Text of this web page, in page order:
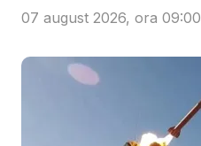
răsturn...
07 august 2026, ora 09:00